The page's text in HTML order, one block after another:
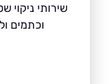
שירותי ניקוי שטיחים
וכתמים